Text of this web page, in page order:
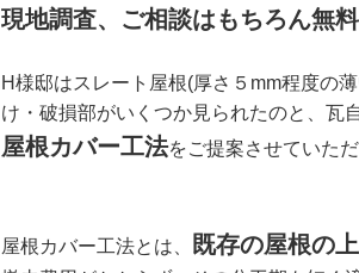
現地調査、ご相談はもちろん無
H様邸はスレート屋根(厚さ５mm程度の
け・破損部がいくつか見られたのと、瓦
屋根カバー工法をご提案させていただ
屋根カバー工法とは、 既存の屋根の